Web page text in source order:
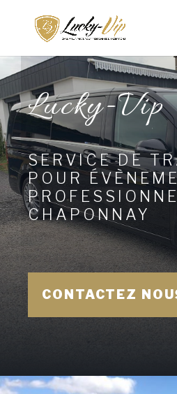
Lucky-Vip
SERVICE DE
POUR
CHAPONNAY
CONTACTEZ